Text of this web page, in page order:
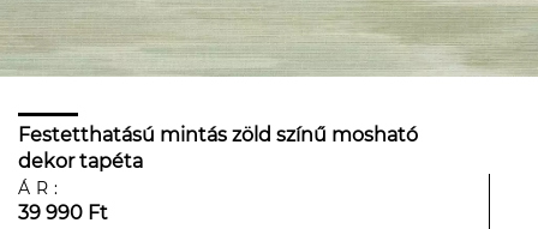
Festetthatású mintás zöld színű mosható
dekor tapéta
ÁR:
39 990 Ft